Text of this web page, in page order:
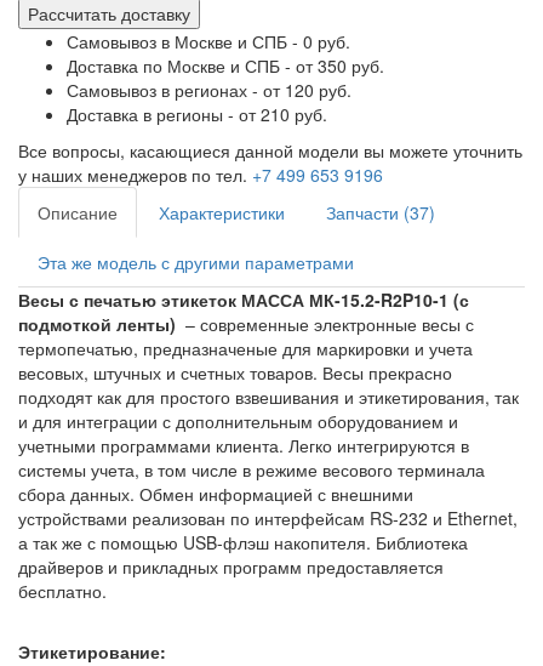
Рассчитать доставку
Самовывоз в Москве и СПБ - 0 руб.
Доставка по Москве и СПБ - от 350 руб.
Самовывоз в регионах - от 120 руб.
Доставка в регионы - от 210 руб.
Все вопросы, касающиеся данной модели вы можете уточнить
у наших менеджеров по тел. +7 499 653 9196
Описание
Характеристики Запчасти (37)
Эта же модель с другими параметрами
Весы с печатью этикеток МАССА МК-15.2-R2P10-1 (с
подмоткой ленты) – современные электронные весы с
термопечатью, предназначеные для маркировки и учета
весовых, штучных и счетных товаров. Весы прекрасно
подходят как для простого взвешивания и этикетирования, так
и для интеграции с дополнительным оборудованием и
учетными программами клиента. Легко интегрируются в
системы учета, в том числе в режиме весового терминала
сбора данных. Обмен информацией с внешними
устройствами реализован по интерфейсам RS-232 и Ethernet,
а так же с помощью USB-флэш накопителя. Библиотека
драйверов и прикладных программ предоставляется
бесплатно.
Этикетирование: